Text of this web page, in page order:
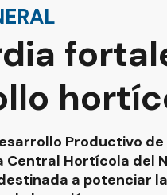
Productivo
Central Hortícola del
a potenciar